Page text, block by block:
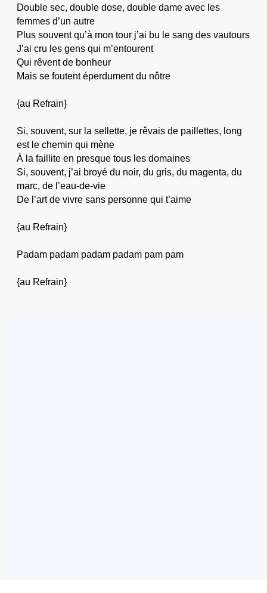
Double sec, double dose, double dame avec les
femmes d’un autre
Plus souvent qu’à mon tour j’ai bu le sang des vautours
J’ai cru les gens qui m’entourent
Qui rêvent de bonheur
Mais se foutent éperdument du nôtre
{au Refrain}
Si, souvent, sur la sellette, je rêvais de paillettes, long
est le chemin qui mène
À la faillite en presque tous les domaines
Si, souvent, j’ai broyé du noir, du gris, du magenta, du
marc, de l’eau-de-vie
De l’art de vivre sans personne qui t’aime
{au Refrain}
Padam padam padam padam pam pam
{au Refrain}